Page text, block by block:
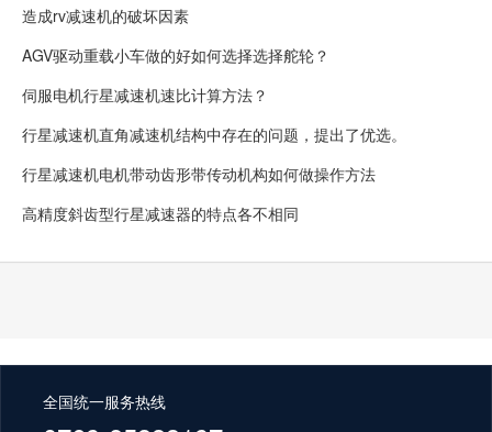
造成rv减速机的破坏因素
AGV驱动重载小车做的好如何选择选择舵轮？
伺服电机行星减速机速比计算方法？
行星减速机直角减速机结构中存在的问题，提出了优选。
行星减速机电机带动齿形带传动机构如何做操作方法
高精度斜齿型行星减速器的特点各不相同
全国统一服务热线